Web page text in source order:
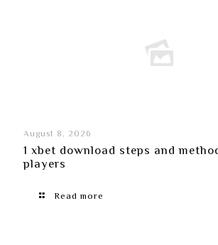
August 8, 2026
1 xbet download steps and
players
Read more